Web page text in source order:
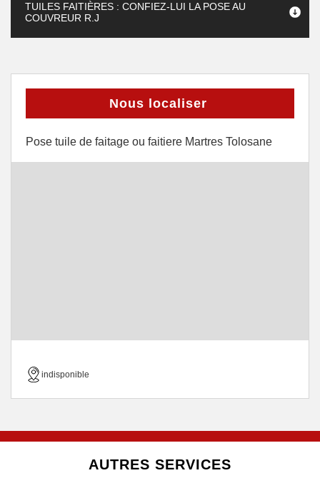
TUILES FAITIÈRES : CONFIEZ-LUI LA POSE AU
COUVREUR R.J
Nous localiser
Pose tuile de faitage ou faitiere Martres Tolosane
indisponible
AUTRES SERVICES